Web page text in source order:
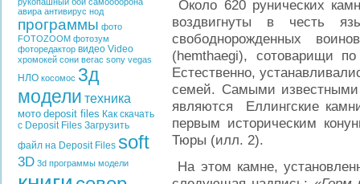
авира антивирус нод
программы фото
FOTOZOOM фотозум
фоторедактор видео Video
хромокей сони вегас sony vegas
НЛО косомос 3д
модели техника
мото deposit files Как скачать
с Deposit Files Загрузить
файл на Deposit Files soft
3D 3d программы модели
Около 620 рунических
воздвигнуты в честь
свободнорожденных
(hemthaegi), сотоварищи
Естественно,
семей. Самыми известными
являются Еллингские
первым историческим
Тюры (илл. 2).
На этом камне,